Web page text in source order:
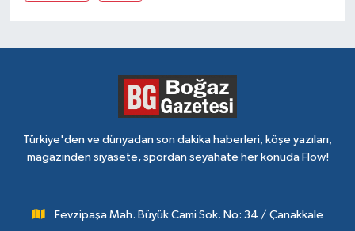
Türkiye'den ve dünyadan son dakika haberleri, köşe yazıları,
magazinden siyasete, spordan seyahate her konuda Flow!
Fevzipaşa Mah. Büyük Cami Sok. No: 34 / Çanakkale